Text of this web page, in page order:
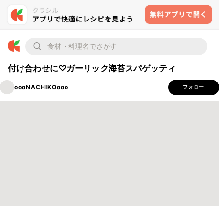
付け合わせに♡ガーリック海苔スパゲッティ
oooNACHIKOooo フォロー